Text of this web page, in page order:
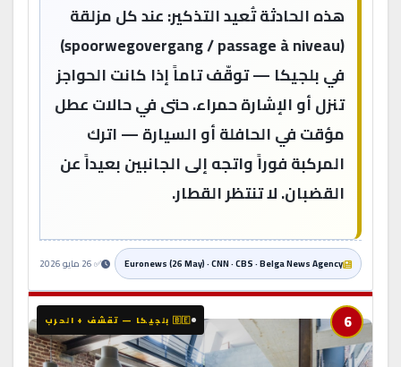
هذه الحادثة تُعيد التذكير: عند كل مزلقة
(spoorwegovergang / passage à niveau)
في بلجيكا — توقّف تاماً إذا كانت الحواجز
تنزل أو الإشارة حمراء. حتى في حالات عطل
مؤقت في الحافلة أو السيارة — اترك
المركبة فوراً واتجه إلى الجانبين بعيداً عن
القضبان. لا تنتظر القطار.
Euronews (26 May) · CNN · CBS · Belga News Agency ✅ 26 مايو 2026
6 🇧🇪 بلجيكا — تقشف + الحرب